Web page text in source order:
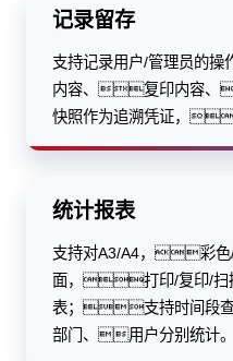
记录留存
支持记录用户/管理员的
内容、复印内容、
快照作为追溯凭证，
统计报表
支持对A3/A4，彩
面，打印/复印/扫
表；支持时间段
部门、用户分别统